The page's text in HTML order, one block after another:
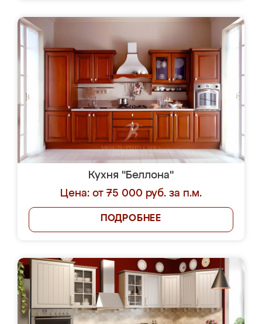
Кухня "Беллона"
Цена: от 75 000 руб. за п.м.
ПОДРОБНЕЕ